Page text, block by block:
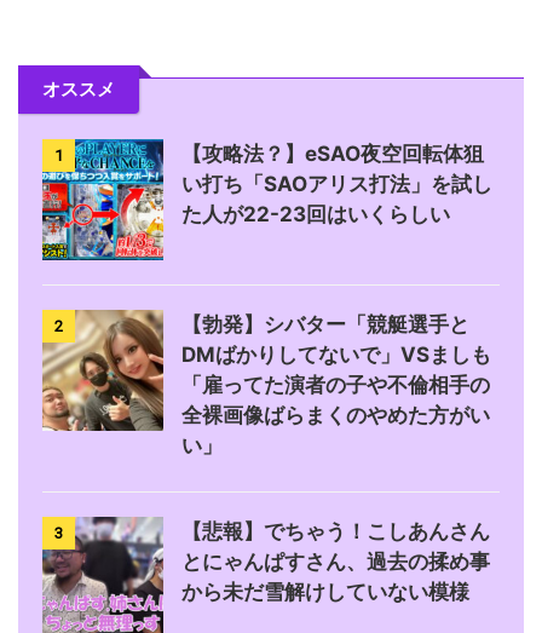
オススメ
1
【攻略法？】eSAO夜空回転体狙
い打ち「SAOアリス打法」を試し
た人が22-23回はいくらしい
2
【勃発】シバター「競艇選手と
DMばかりしてないで」VSましも
「雇ってた演者の子や不倫相手の
全裸画像ばらまくのやめた方がい
い」
3
【悲報】でちゃう！こしあんさん
とにゃんぱすさん、過去の揉め事
から未だ雪解けしていない模様